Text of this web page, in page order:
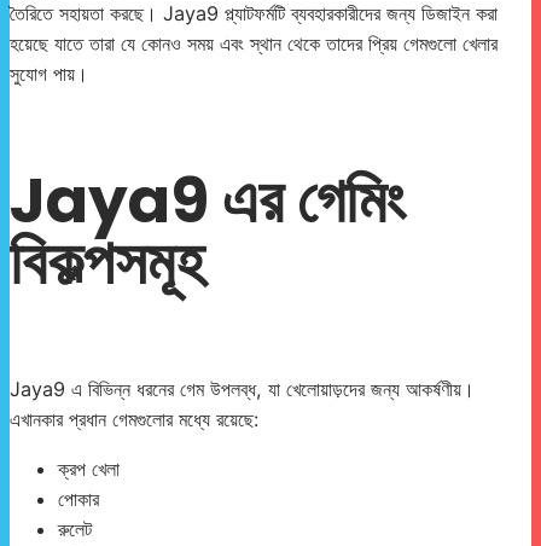
তৈরিতে সহায়তা করছে। Jaya9 প্ল্যাটফর্মটি ব্যবহারকারীদের জন্য ডিজাইন করা
হয়েছে যাতে তারা যে কোনও সময় এবং স্থান থেকে তাদের প্রিয় গেমগুলো খেলার
সুযোগ পায়।
Jaya9 এর গেমিং
বিকল্পসমূহ
Jaya9 এ বিভিন্ন ধরনের গেম উপলব্ধ, যা খেলোয়াড়দের জন্য আকর্ষণীয়।
এখানকার প্রধান গেমগুলোর মধ্যে রয়েছে:
ক্রপ খেলা
পোকার
রুলেট